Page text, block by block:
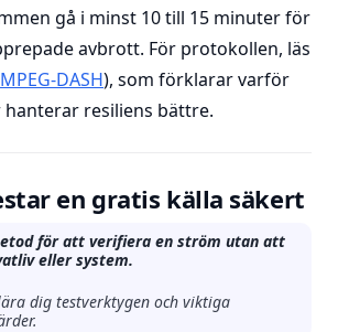
gå i minst 10 till 15 minuter för
avbrott. För protokollen, läs
MPEG-DASH), som förklarar varför
resiliens bättre.
en gratis källa säkert
för att verifiera en ström utan att
eller system.
dig testverktygen och viktiga